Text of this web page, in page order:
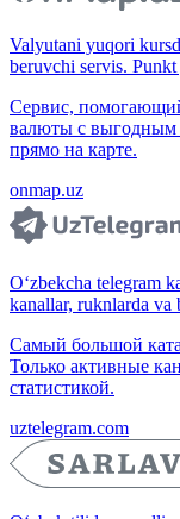
Valyutani yuqori
beruvchi servis.
Сервис,
валюты с выгодным
прямо на карте.
onmap.uz
O‘zbekcha telegram
kanallar, ruknlarda va
Самый большой
Только активные
статистикой.
uztelegram.com